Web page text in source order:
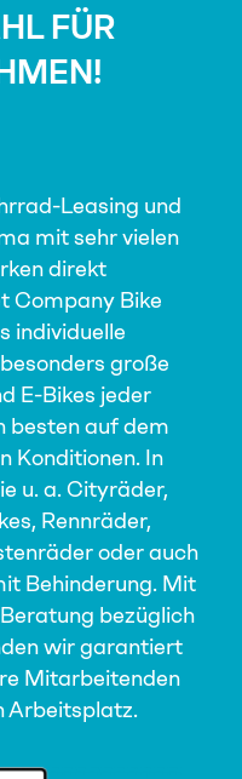
FÜR
Leasing und
mit sehr vielen
direkt
Company Bike
individuelle
große
E-Bikes jeder
besten auf dem
Konditionen. In
u. a. Cityräder,
Rennräder,
oder auch
Behinderung. Mit
bezüglich
wir garantiert
Mitarbeitenden
Arbeitsplatz.